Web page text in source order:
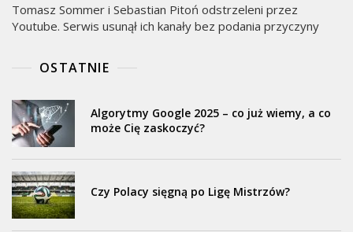
Tomasz Sommer i Sebastian Pitoń odstrzeleni przez
Youtube. Serwis usunął ich kanały bez podania przyczyny
OSTATNIE
Algorytmy Google 2025 – co już wiemy, a co
może Cię zaskoczyć?
Czy Polacy sięgną po Ligę Mistrzów?